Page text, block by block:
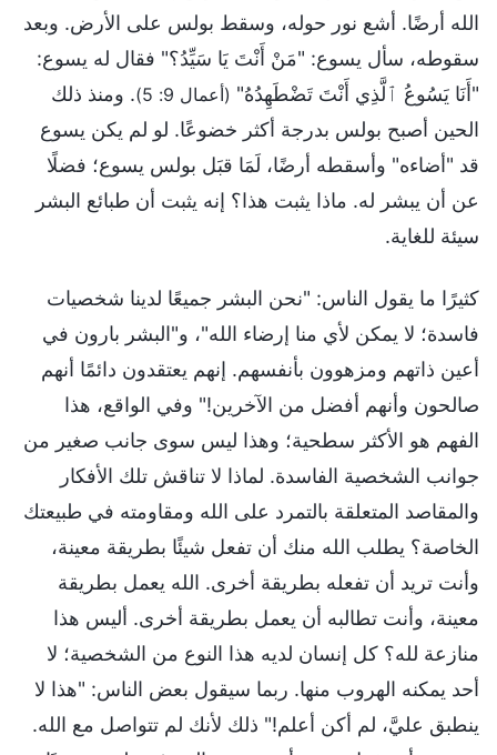
الله أرضًا. أشع نور حوله، وسقط بولس على الأرض. وبعد
سقوطه، سأل يسوع: "مَنْ أَنْتَ يَا سَيِّدُ؟" فقال له يسوع:
"أَنَا يَسُوعُ ٱلَّذِي أَنْتَ تَضْطَهِدُهُ" (أعمال 9: 5)
. ومنذ ذلك
الحين أصبح بولس بدرجة أكثر خضوعًا. لو لم يكن يسوع
قد "أضاءه" وأسقطه أرضًا، لَمَا قبَل بولس يسوع؛ فضلًا
عن أن يبشر له. ماذا يثبت هذا؟ إنه يثبت أن طبائع البشر
سيئة للغاية.
كثيرًا ما يقول الناس: "نحن البشر جميعًا لدينا شخصيات
فاسدة؛ لا يمكن لأي منا إرضاء الله"، و"البشر بارون في
أعين ذاتهم ومزهوون بأنفسهم. إنهم يعتقدون دائمًا أنهم
صالحون وأنهم أفضل من الآخرين!" وفي الواقع، هذا
الفهم هو الأكثر سطحية؛ وهذا ليس سوى جانب صغير من
جوانب الشخصية الفاسدة. لماذا لا تناقش تلك الأفكار
والمقاصد المتعلقة بالتمرد على الله ومقاومته في طبيعتك
الخاصة؟ يطلب الله منك أن تفعل شيئًا بطريقة معينة،
وأنت تريد أن تفعله بطريقة أخرى. الله يعمل بطريقة
معينة، وأنت تطالبه أن يعمل بطريقة أخرى. أليس هذا
منازعة لله؟ كل إنسان لديه هذا النوع من الشخصية؛ لا
أحد يمكنه الهروب منها. ربما سيقول بعض الناس: "هذا لا
ينطبق عليَّ، لم أكن أعلم!" ذلك لأنك لم تتواصل مع الله.